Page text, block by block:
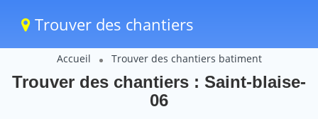
Trouver des chantiers
Accueil Trouver des chantiers batiment
Trouver des chantiers : Saint-blaise-
06